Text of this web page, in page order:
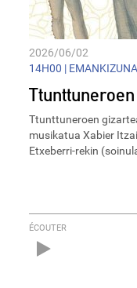
2026/06/02
14H00 |
Ttunttuneroen
musikatua Xabier
Etxeberri-rekin
ÉCOUTER